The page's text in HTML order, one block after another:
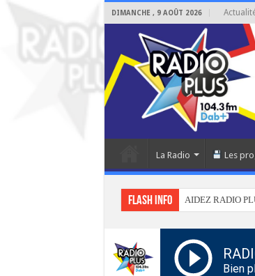
DIMANCHE , 9 AOÛT 2026
La Radio Les
Flash info AIDEZ RADIO
Bien